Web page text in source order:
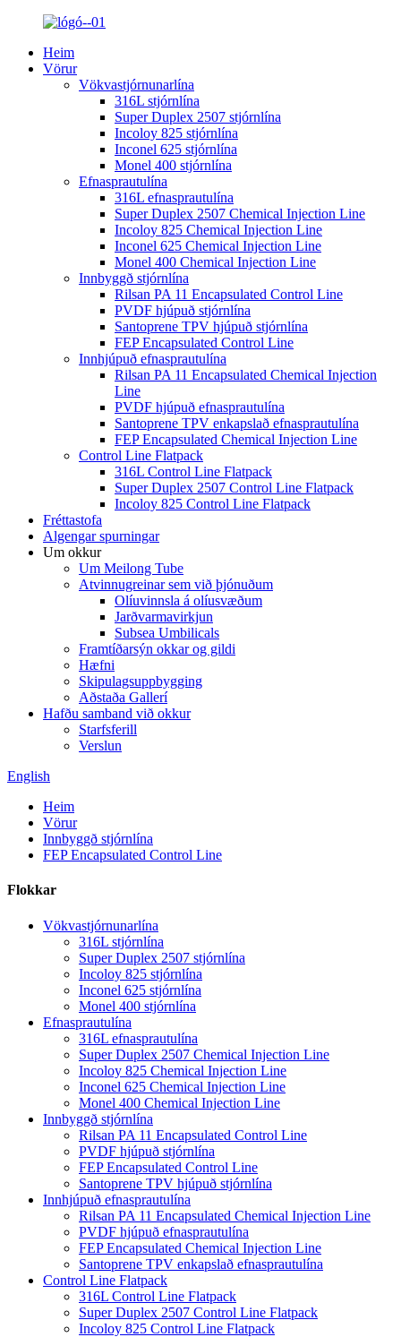
Heim
Vörur
Vökvastjórnunarlína
316L stjórnlína
Super Duplex 2507 stjórnlína
Incoloy 825 stjórnlína
Inconel 625 stjórnlína
Monel 400 stjórnlína
Efnasprautulína
316L efnasprautulína
Super Duplex 2507 Chemical Injection Line
Incoloy 825 Chemical Injection Line
Inconel 625 Chemical Injection Line
Monel 400 Chemical Injection Line
Innbyggð stjórnlína
Rilsan PA 11 Encapsulated Control Line
PVDF hjúpuð stjórnlína
Santoprene TPV hjúpuð stjórnlína
FEP Encapsulated Control Line
Innhjúpuð efnasprautulína
Rilsan PA 11 Encapsulated Chemical Injection
Line
PVDF hjúpuð efnasprautulína
Santoprene TPV enkapslað efnasprautulína
FEP Encapsulated Chemical Injection Line
Control Line Flatpack
316L Control Line Flatpack
Super Duplex 2507 Control Line Flatpack
Incoloy 825 Control Line Flatpack
Fréttastofa
Algengar spurningar
Um okkur
Um Meilong Tube
Atvinnugreinar sem við þjónuðum
Olíuvinnsla á olíusvæðum
Jarðvarmavirkjun
Subsea Umbilicals
Framtíðarsýn okkar og gildi
Hæfni
Skipulagsuppbygging
Aðstaða Gallerí
Hafðu samband við okkur
Starfsferill
Verslun
English
Heim
Vörur
Innbyggð stjórnlína
FEP Encapsulated Control Line
Flokkar
Vökvastjórnunarlína
316L stjórnlína
Super Duplex 2507 stjórnlína
Incoloy 825 stjórnlína
Inconel 625 stjórnlína
Monel 400 stjórnlína
Efnasprautulína
316L efnasprautulína
Super Duplex 2507 Chemical Injection Line
Incoloy 825 Chemical Injection Line
Inconel 625 Chemical Injection Line
Monel 400 Chemical Injection Line
Innbyggð stjórnlína
Rilsan PA 11 Encapsulated Control Line
PVDF hjúpuð stjórnlína
FEP Encapsulated Control Line
Santoprene TPV hjúpuð stjórnlína
Innhjúpuð efnasprautulína
Rilsan PA 11 Encapsulated Chemical Injection Line
PVDF hjúpuð efnasprautulína
FEP Encapsulated Chemical Injection Line
Santoprene TPV enkapslað efnasprautulína
Control Line Flatpack
316L Control Line Flatpack
Super Duplex 2507 Control Line Flatpack
Incoloy 825 Control Line Flatpack